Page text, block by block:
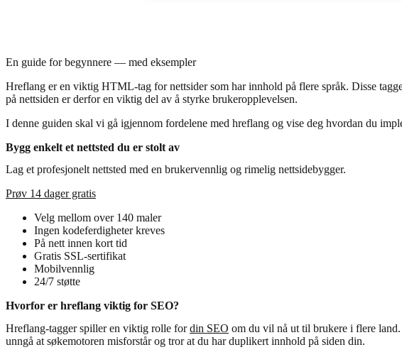
En guide for begynnere — med eksempler
Hreflang er en viktig HTML-tag for nettsider som har innhold på flere språk. Disse
på nettsiden er derfor en viktig del av å styrke brukeropplevelsen.
I denne guiden skal vi gå igjennom fordelene med hreflang og vise deg hvordan du
Bygg enkelt et nettsted du er stolt av
Lag et profesjonelt nettsted med en brukervennlig og rimelig nettsidebygger.
Prøv 14 dager gratis
Velg mellom over 140 maler
Ingen kodeferdigheter kreves
På nett innen kort tid
Gratis SSL-sertifikat
Mobilvennlig
24/7 støtte
Hvorfor er hreflang viktig for SEO?
Hreflang-tagger spiller en viktig rolle fordin SEO om du vil nå ut til brukere i flere
unngå at søkemotoren misforstår og tror at du har duplikert innhold på siden din.